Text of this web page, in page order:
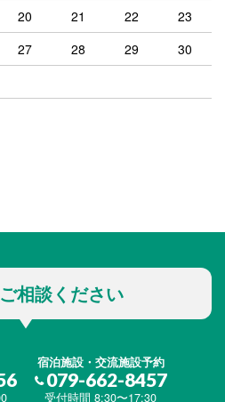
20 21 22
23
27 28 29
30
相談ください
宿泊施設・交流施設予約
079-662-8457
受付時間 8:30〜17:30